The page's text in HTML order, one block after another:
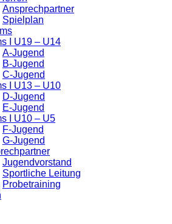
Ansprechpartner
Spielplan
I U19 – U14
A-Jugend
B-Jugend
C-Jugend
I U13 – U10
D-Jugend
E-Jugend
I U10 – U5
F-Jugend
G-Jugend
Jugendvorstand
Sportliche Leitung
Probetraining
Jahrgang 2020